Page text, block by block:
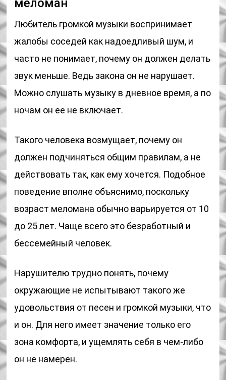
меломан
Любитель громкой музыки воспринимает
жалобы соседей как надоедливый шум, и
часто не понимает, почему он должен делать
звук меньше. Ведь закона он не нарушает.
Можно слушать музыку в дневное время, а по
ночам он ее не включает.
Такого человека возмущает, почему он
должен подчиняться общим правилам, а не
действовать так, как ему хочется. Подобное
поведение вполне объяснимо, поскольку
возраст меломана обычно варьируется от 10
до 25 лет. Чаще всего это безработный и
бессемейный человек.
Нарушителю трудно понять, почему
окружающие не испытывают такого же
удовольствия от песен и громкой музыки, что
и он. Для него имеет значение только его
зона комфорта, и ущемлять себя в чем-либо
он не намерен.